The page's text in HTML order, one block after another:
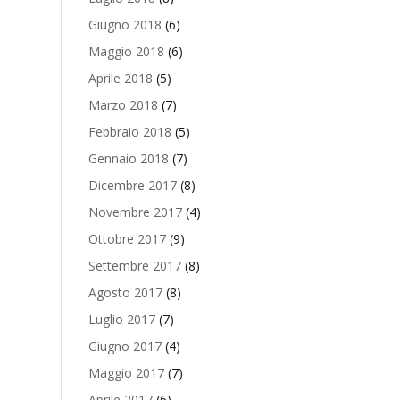
Giugno 2018 (6)
Maggio 2018 (6)
Aprile 2018 (5)
Marzo 2018 (7)
Febbraio 2018 (5)
Gennaio 2018 (7)
Dicembre 2017(8)
Novembre 2017(4)
Ottobre 2017(9)
Settembre 2017(8)
Agosto 2017(8)
Luglio 2017(7)
Giugno 2017(4)
Maggio 2017(7)